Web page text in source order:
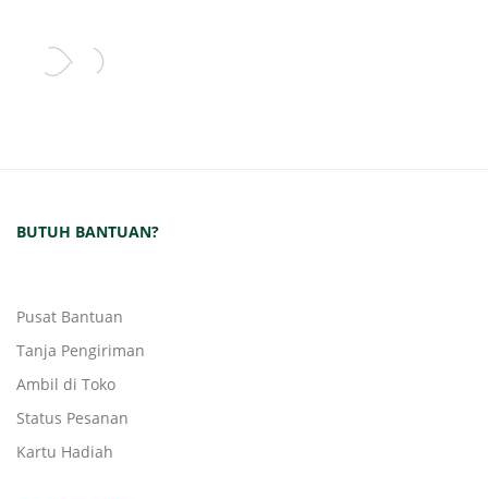
BUTUH BANTUAN?
Pusat Bantuan
Tanja Pengiriman
Ambil di Toko
Status Pesanan
Kartu Hadiah